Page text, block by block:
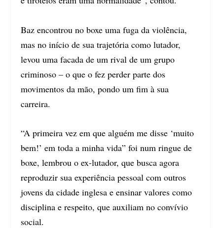
Baz encontrou no boxe uma fuga da violência,
mas no início de sua trajetória como lutador,
levou uma facada de um rival de um grupo
criminoso – o que o fez perder parte dos
movimentos da mão, pondo um fim à sua
carreira.
“A primeira vez em que alguém me disse ‘muito
bem!’ em toda a minha vida” foi num ringue de
boxe, lembrou o ex-lutador, que busca agora
reproduzir sua experiência pessoal com outros
jovens da cidade inglesa e ensinar valores como
disciplina e respeito, que auxiliam no convívio
social.